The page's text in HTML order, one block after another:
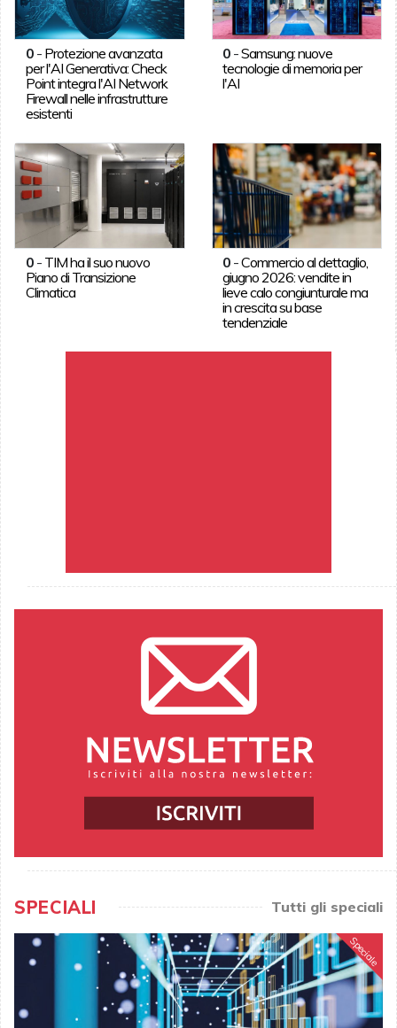
0- Protezione avanzata
per l'AI Generativa: Check
Point integra l'AI Network
Firewall nelle infrastrutture
esistenti
0 -Samsung: nuove
tecnologie di memoria per
l'AI
0- TIM ha il suo nuovo
Piano di Transizione
Climatica
0 -Commercio al dettaglio,
giugno 2026: vendite in
lieve calo congiunturale ma
in crescita su base
tendenziale
SPECIALI Tutti gli speciali
Speciale